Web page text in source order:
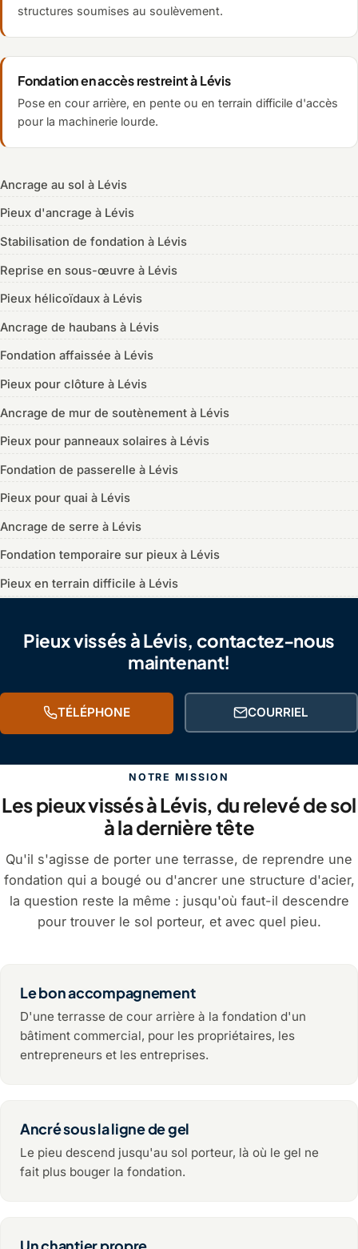
structures soumises au soulèvement.
Fondation en accès restreint à Lévis
Pose en cour arrière, en pente ou en terrain difficile d'accès
pour la machinerie lourde.
Ancrage au sol à Lévis
Pieux d'ancrage à Lévis
Stabilisation de fondation à Lévis
Reprise en sous-œuvre à Lévis
Pieux hélicoïdaux à Lévis
Ancrage de haubans à Lévis
Fondation affaissée à Lévis
Pieux pour clôture à Lévis
Ancrage de mur de soutènement à Lévis
Pieux pour panneaux solaires à Lévis
Fondation de passerelle à Lévis
Pieux pour quai à Lévis
Ancrage de serre à Lévis
Fondation temporaire sur pieux à Lévis
Pieux en terrain difficile à Lévis
Pieux vissés à Lévis, contactez-nous
maintenant!
TÉLÉPHONE COURRIEL
NOTRE MISSION
Les pieux vissés à Lévis, du relevé de sol
à la dernière tête
Qu'il s'agisse de porter une terrasse, de reprendre une
fondation qui a bougé ou d'ancrer une structure d'acier,
la question reste la même : jusqu'où faut-il descendre
pour trouver le sol porteur, et avec quel pieu.
Le bon accompagnement
D'une terrasse de cour arrière à la fondation d'un
bâtiment commercial, pour les propriétaires, les
entrepreneurs et les entreprises.
Ancré sous la ligne de gel
Le pieu descend jusqu'au sol porteur, là où le gel ne
fait plus bouger la fondation.